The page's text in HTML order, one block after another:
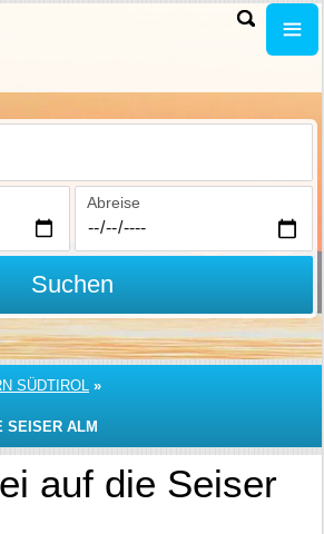
Abreise
Suchen
SÜDTIROL »
SEISER ALM
auf die Seiser